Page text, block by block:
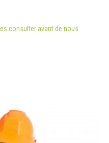
consulter avant de nous